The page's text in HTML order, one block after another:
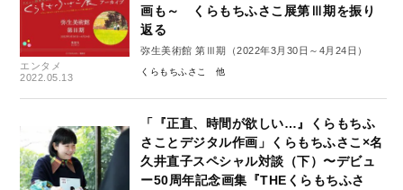
エンタメ
2022.05.13
画も～ くらもちふさこ展第Ⅲ期を振り
返る
弥生美術館 第Ⅲ期（2022年3月30日～4月24日）
くらもちふさこ
「『正直、時間が欲しい…』くらもちふ
さことデジタル作画」くらもちふさこ×名
久井直子スペシャル対談（下）〜デビュ
ー50周年記念画集『THEくらもちふさ